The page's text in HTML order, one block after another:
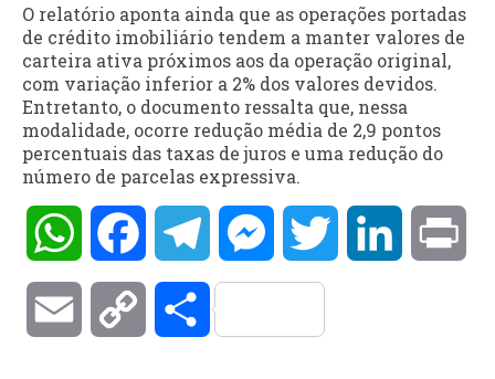
O relatório aponta ainda que as operações portadas
de crédito imobiliário tendem a manter valores de
carteira ativa próximos aos da operação original,
com variação inferior a 2% dos valores devidos.
Entretanto, o documento ressalta que, nessa
modalidade, ocorre redução média de 2,9 pontos
percentuais das taxas de juros e uma redução do
número de parcelas expressiva.
WhatsAppFacebookTelegramMessengerTwitter LinkedIn
Email Copy Compartilhar